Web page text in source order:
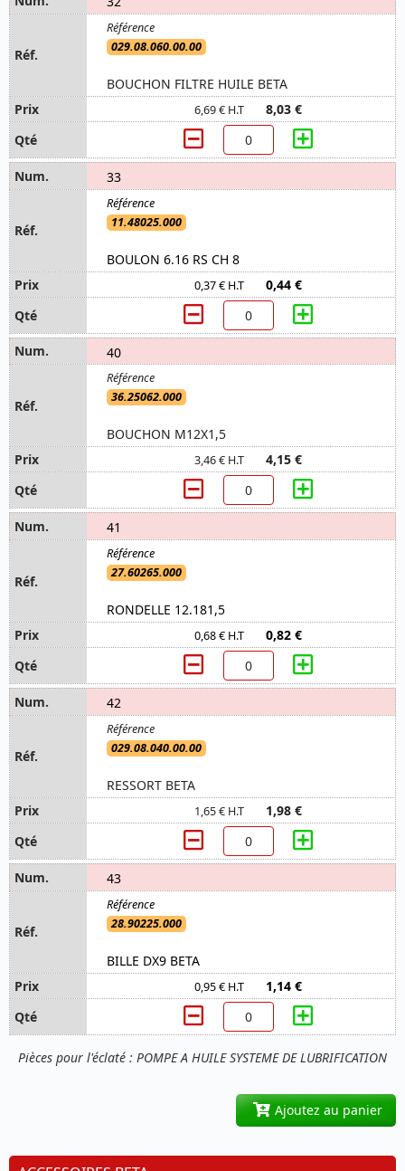
Pièces pour l'éclaté : POMPE A HUILE SYSTEME DE LUBRIFICATION
029.08.060.00.00
BOUCHON FILTRE HUILE BETA
6,69 € H.T 8,03 €
33
11.48025.000
BOULON 6.16 RS CH 8
0,37 € H.T 0,44 €
40
36.25062.000
BOUCHON M12X1,5
3,46 € H.T 4,15 €
41
27.60265.000
RONDELLE 12.181,5
0,68 € H.T 0,82 €
42
029.08.040.00.00
RESSORT BETA
1,65 € H.T 1,98 €
43
28.90225.000
BILLE DX9 BETA
0,95 € H.T 1,14 €
Ajoutez au panier